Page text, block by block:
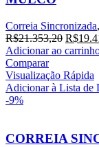
Correia Sincronizada,
R$21.353,20 O
preço
era:
R$
Adicionar ao
Comparar
Visualização Rápida
Adicionar à Lista de
-9%
CORREIA